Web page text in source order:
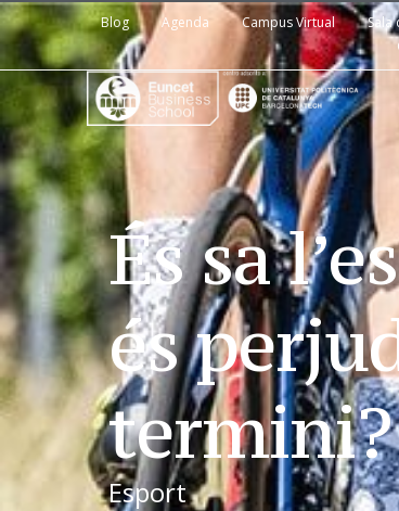
Blog Agenda Campus Virtual Sala
És sa
és
termini?
Esport